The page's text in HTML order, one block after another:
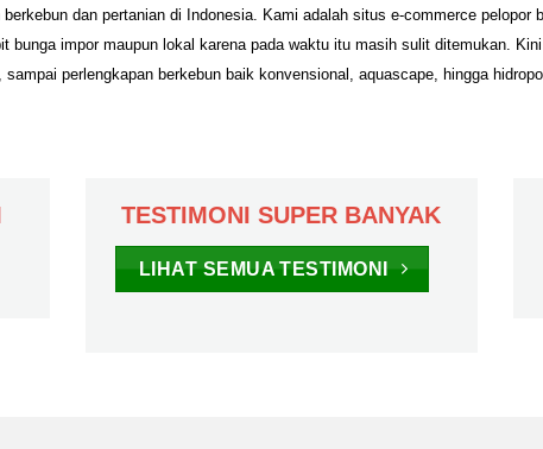
dan pertanian di Indonesia. Kami adalah situs e-commerce pelopor
bunga impor maupun lokal karena pada waktu itu masih sulit ditemukan.
perlengkapan berkebun baik konvensional, aquascape, hingga
TESTIMONI SUPER BANYAK
LIHAT SEMUA TESTIMONI